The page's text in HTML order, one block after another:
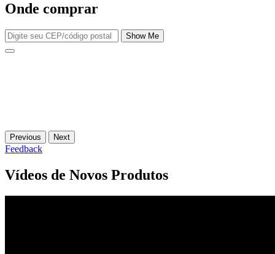
Onde comprar
Show Me
Previous Next
Feedback
Vídeos de Novos Produtos